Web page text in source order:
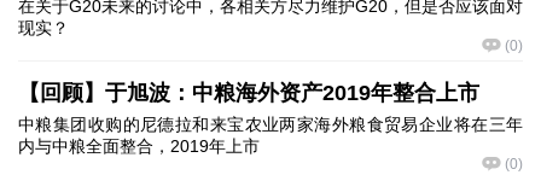
在关于G20未来的讨论中，各相关方尽力维护G20，但是否应该面对
现实？
(0)
【回顾】于旭波：中粮海外资产2019年整合上市
中粮集团收购的尼德拉和来宝农业两家海外粮食贸易企业将在三年
内与中粮全面整合，2019年上市
(0)